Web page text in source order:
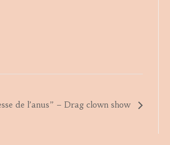
de l’anus” – Drag clown show